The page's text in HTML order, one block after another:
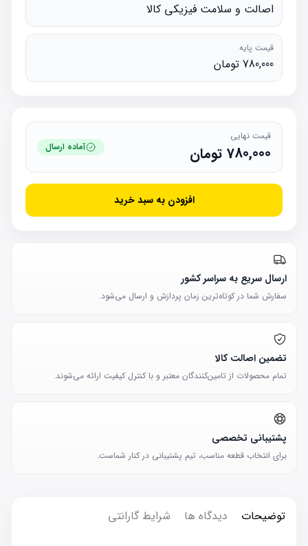
اصالت و سلامت فیزیکی کالا
قیمت پایه
780,000 تومان
قیمت نهایی
780,000 تومان آماده ارسال
افزودن به سبد خرید
ارسال سریع به سراسر کشور
سفارش شما در کوتاه‌ترین زمان پردازش و ارسال می‌شود.
تضمین اصالت کالا
تمام محصولات از تامین‌کنندگان معتبر و با کنترل کیفیت ارائه می‌شوند.
پشتیبانی تخصصی
برای انتخاب قطعه مناسب، تیم پشتیبانی در کنار شماست.
توضیحات دیدگاه ها شرایط گارانتی